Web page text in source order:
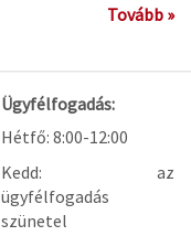
Tovább »
Ügyfélfogadás:
Hétfő: 8:00-12:00
Kedd: az
ügyfélfogadás
szünetel